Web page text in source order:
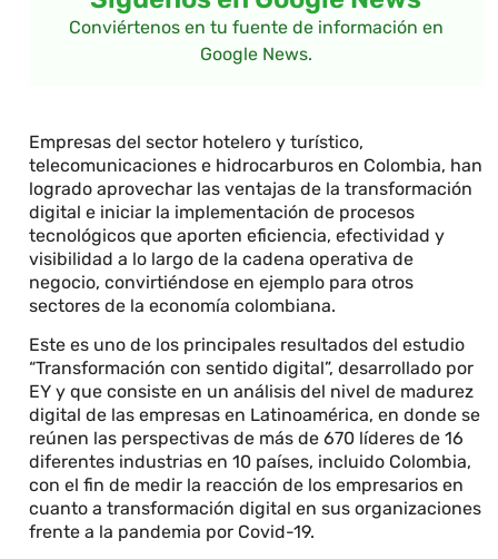
Conviértenos en tu fuente de información en
Google News.
Empresas del sector hotelero y turístico,
telecomunicaciones e hidrocarburos en Colombia, han
logrado aprovechar las ventajas de la transformación
digital e iniciar la implementación de procesos
tecnológicos que aporten eficiencia, efectividad y
visibilidad a lo largo de la cadena operativa de
negocio, convirtiéndose en ejemplo para otros
sectores de la economía colombiana.
Este es uno de los principales resultados del estudio
“Transformación con sentido digital”, desarrollado por
EY y que consiste en un análisis del nivel de madurez
digital de las empresas en Latinoamérica, en donde se
reúnen las perspectivas de más de 670 líderes de 16
diferentes industrias en 10 países, incluido Colombia,
con el fin de medir la reacción de los empresarios en
cuanto a transformación digital en sus organizaciones
frente a la pandemia por Covid-19.